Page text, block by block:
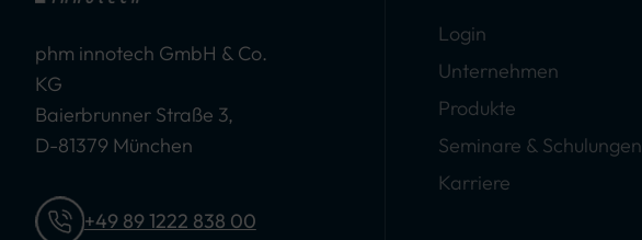
phm innotech GmbH & Co.
KG
Baierbrunner Straße 3,
D-81379 München
+49 89 1222 838 00
Login
Unternehmen
Produkte
Seminare & Schulungen
Karriere